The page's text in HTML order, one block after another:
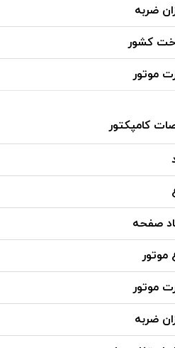
ضربه
کشور
موتور
کامپکتور
صفحه
موتور
موتور
ضربه